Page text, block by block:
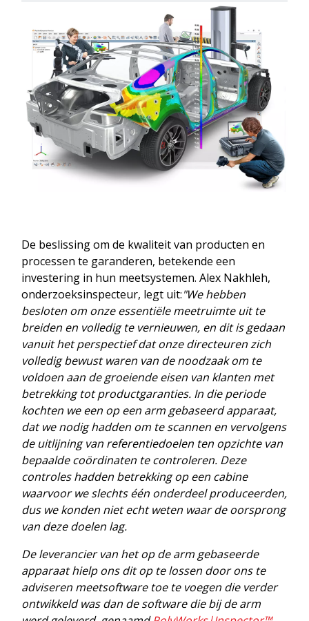
De beslissing om de kwaliteit van producten en
processen te garanderen, betekende een
investering in hun meetsystemen. Alex Nakhleh,
onderzoeksinspecteur, legt uit:"We hebben
besloten om onze essentiële meetruimte uit te
breiden en volledig te vernieuwen, en dit is gedaan
vanuit het perspectief dat onze directeuren zich
volledig bewust waren van de noodzaak om te
voldoen aan de groeiende eisen van klanten met
betrekking tot productgaranties. In die periode
kochten we een op een arm gebaseerd apparaat,
dat we nodig hadden om te scannen en vervolgens
de uitlijning van referentiedoelen ten opzichte van
bepaalde coördinaten te controleren. Deze
controles hadden betrekking op een cabine
waarvoor we slechts één onderdeel produceerden,
dus we konden niet echt weten waar de oorsprong
van deze doelen lag.
De leverancier van het op de arm gebaseerde
apparaat hielp ons dit op te lossen door ons te
adviseren meetsoftware toe te voegen die verder
ontwikkeld was dan de software die bij de arm